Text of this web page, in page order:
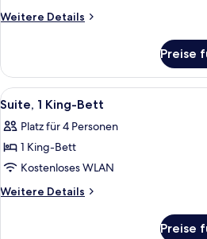
Bett
Hearing,
Roll-
In
Shower)
anzeigen
Weitere Details
Weitere
1 King-
Bett
(Mobility
Hearing,
Roll-
Shower)
Preise
Alle
Fotos
für
Suite,
1 King-
Bett
Ein
5
Suite, 1 King-Bett
Platz für 4 Personen
1 King-Bett
Kostenloses WLAN
Weitere Details
Weitere
Preise